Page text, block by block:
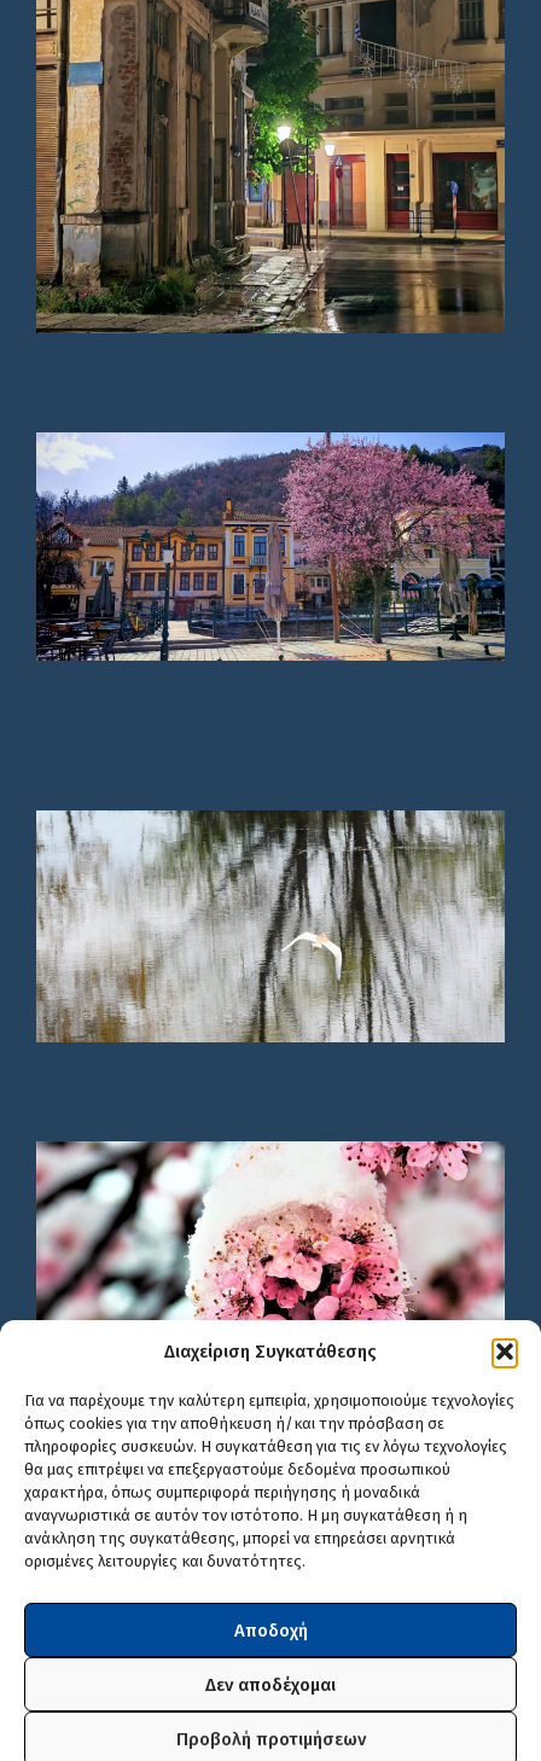
Διαχείριση Συγκατάθεσης
Για να παρέχουμε την καλύτερη εμπειρία, χρησιμοποιούμε τεχνολογίες
όπως cookies για την αποθήκευση ή/και την πρόσβαση σε
πληροφορίες συσκευών. Η συγκατάθεση για τις εν λόγω τεχνολογίες
θα μας επιτρέψει να επεξεργαστούμε δεδομένα προσωπικού
χαρακτήρα, όπως συμπεριφορά περιήγησης ή μοναδικά
αναγνωριστικά σε αυτόν τον ιστότοπο. Η μη συγκατάθεση ή η
ανάκληση της συγκατάθεσης, μπορεί να επηρεάσει αρνητικά
ορισμένες λειτουργίες και δυνατότητες.
Αποδοχή
Δεν αποδέχομαι
Προβολή προτιμήσεων